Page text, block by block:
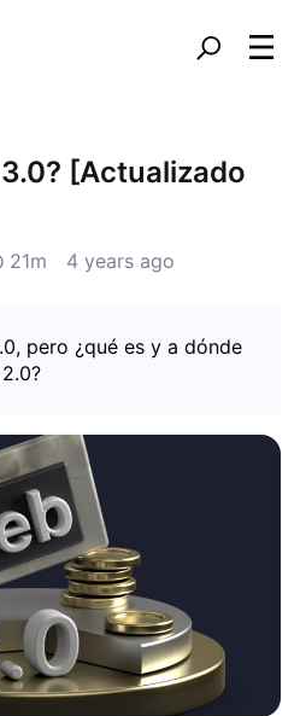
[Actualizado
21m 4 years ago
pero ¿qué es y a dónde